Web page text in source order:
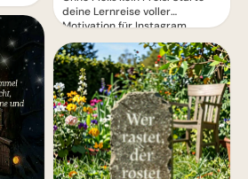
deine Lernreise voller
Motivation für Instagram